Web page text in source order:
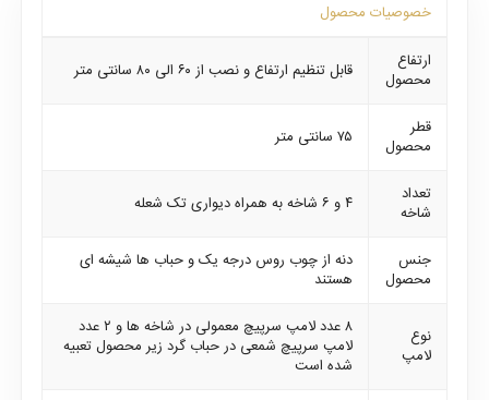
خصوصیات محصول
ارتفاع
محصول
قابل تنظیم ارتفاع و نصب از ۶۰ الی ۸۰ سانتی متر
قطر
محصول
۷۵ سانتی متر
تعداد
شاخه
۴ و ۶ شاخه به همراه دیواری تک شعله
جنس
محصول
دنه از چوب روس درجه یک و حباب ها شیشه ای
هستند
نوع
لامپ
۸ عدد لامپ سرپیچ معمولی در شاخه ها و ۲ عدد
لامپ سرپیچ شمعی در حباب گرد زیر محصول تعبیه
شده است